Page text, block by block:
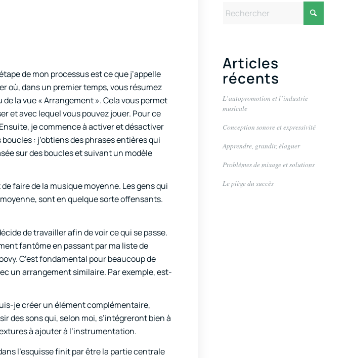
de mon processus est ce que j’appelle
où, dans un premier temps, vous résumez
la vue « Arrangement ». Cela vous permet
et avec lequel vous pouvez jouer. Pour ce
je commence à activer et désactiver
: j’obtiens des phrases entières qui
sur des boucles et suivant un modèle
faire de la musique moyenne. Les gens qui
sont en quelque sorte offensants.
de travailler afin de voir ce qui se passe.
fantôme en passant par ma liste de
C’est fondamental pour beaucoup de
un arrangement similaire. Par exemple, est-
je créer un élément complémentaire,
des sons qui, selon moi, s’intégreront bien à
à ajouter à l’instrumentation.
l’esquisse finit par être la partie centrale
Articles
récents
L’autopromotion et l’industrie
musicale
Conception sonore et expressivité
Apprendre, grandir, élaguer
Problèmes de mixage et solutions
Le piège du succès